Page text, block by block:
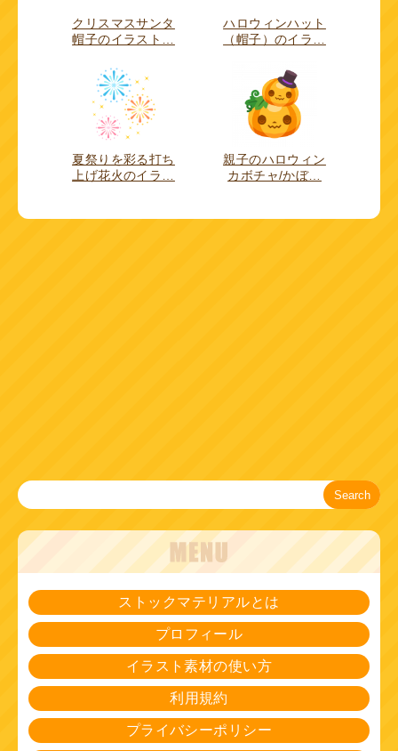
クリスマスサンタ
帽子のイラスト…
ハロウィンハット
（帽子）のイラ…
夏祭りを彩る打ち
上げ花火のイラ…
親子のハロウィン
カボチャ/かぼ…
Search
ストックマテリアルとは
プロフィール
イラスト素材の使い方
利用規約
プライバシーポリシー